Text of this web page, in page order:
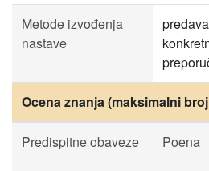
Metode izvođenja
nastave
Ocena znanja (maksimalni
Predispitne obaveze Poena